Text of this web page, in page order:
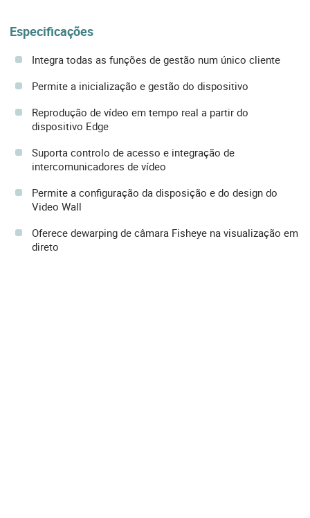
Especificações
Integra todas as funções de gestão num único cliente
Permite a inicialização e gestão do dispositivo
Reprodução de vídeo em tempo real a partir do
dispositivo Edge
Suporta controlo de acesso e integração de
intercomunicadores de vídeo
Permite a configuração da disposição e do design do
Video Wall
Oferece dewarping de câmara Fisheye na visualização em
direto